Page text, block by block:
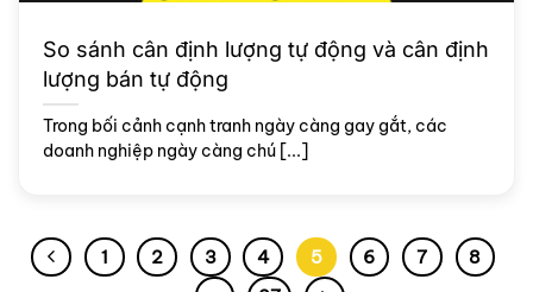
So sánh cân định lượng tự động và cân định
lượng bán tự động
Trong bối cảnh cạnh tranh ngày càng gay gắt, các
doanh nghiệp ngày càng chú [...]
1 2 3 4 5 6 7
8